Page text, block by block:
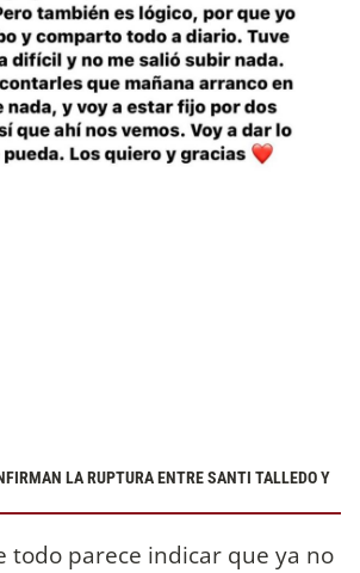
LA RUPTURA ENTRE SANTI TALLEDO Y
todo parece indicar que ya no